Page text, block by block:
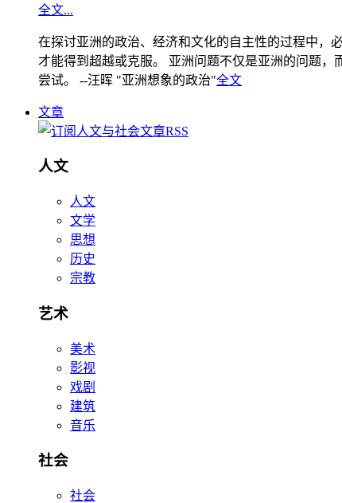
全文...
在探讨亚洲的政治、经济和文化的自主性的过程中，
才能得到超越或克服。 亚洲问题不仅是亚洲的问题
尝试。 --汪晖 "亚洲想象的政治"全文
文章
人文
人文
文学
思想
历史
宗教
艺术
美术
影视
戏剧
建筑
音乐
社会
社会